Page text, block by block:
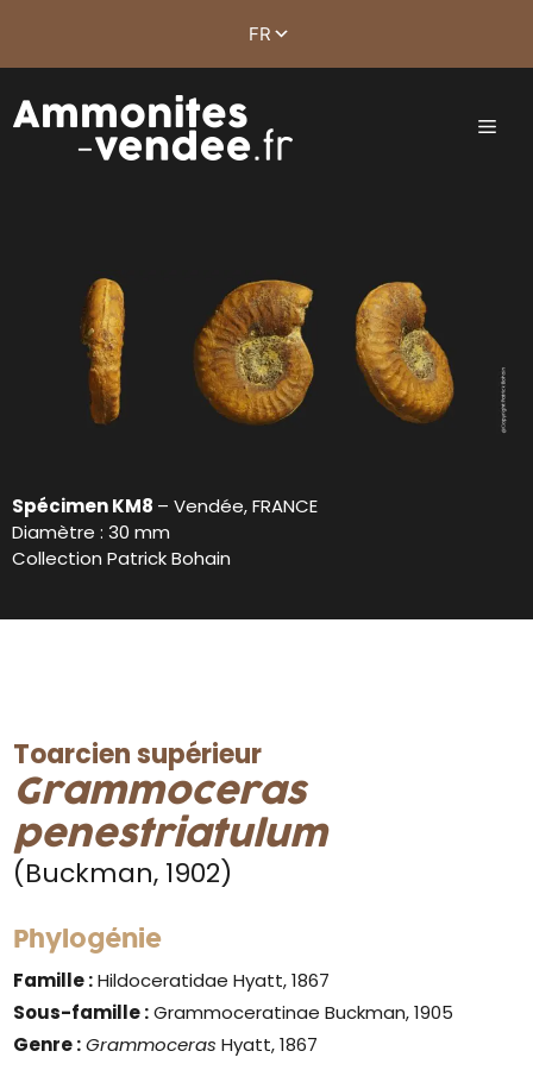
Spécimen KM8 – Vendée, FRANCE
Diamètre : 30 mm
Collection Patrick Bohain
Toarcien supérieur
Grammoceras
penestriatulum
(Buckman, 1902)
Phylogénie
Famille :Hildoceratidae Hyatt, 1867
Sous-famille :Grammoceratinae Buckman, 1905
Genre : Grammoceras Hyatt, 1867